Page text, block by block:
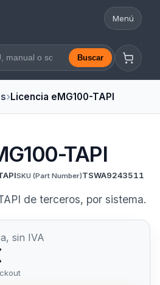
Abrir
Menú
Buscar
Licencia eMG100-TAPI
TAPI
SKU (Part Number)TSWA9243511
de terceros, por sistema.
sin IVA